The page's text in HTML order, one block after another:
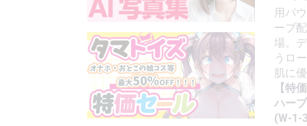
用パ
ーブ
場。
うロ
肌に
【特
ハー
(W-1-